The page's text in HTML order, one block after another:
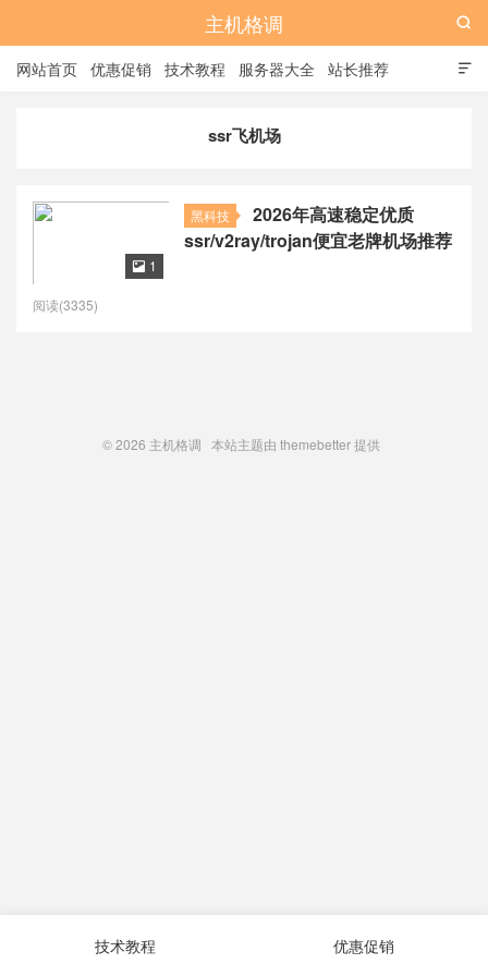
主机格调

网站首页 优惠促销 技术教程 服务器大全 站长推荐

ssr飞机场
黑科技
2026年高速稳定优质
ssr/v2ray/trojan便宜老牌机场推荐
 1
阅读(3335)
© 2026 主机格调 本站主题由 themebetter提供
技术教程 优惠促销